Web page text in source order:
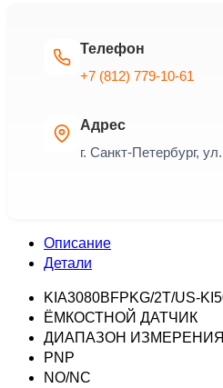
Телефон
+7 (812) 779-10-61
Адрес
г. Санкт-Петербург,
Описание
Детали
KIA3080BFPKG/2T/US-
ЁМКОСТНОЙ ДАТЧИК
ДИАПАЗОН
PNP
NO/NC